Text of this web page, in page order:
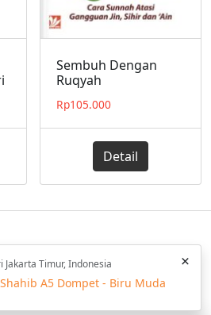
Sembuh Dengan
Ruqyah
Rp105.000
Detail
- 2025 All Rights Reserved.
×
Timur, Indonesia
A5 Dompet - Biru Muda